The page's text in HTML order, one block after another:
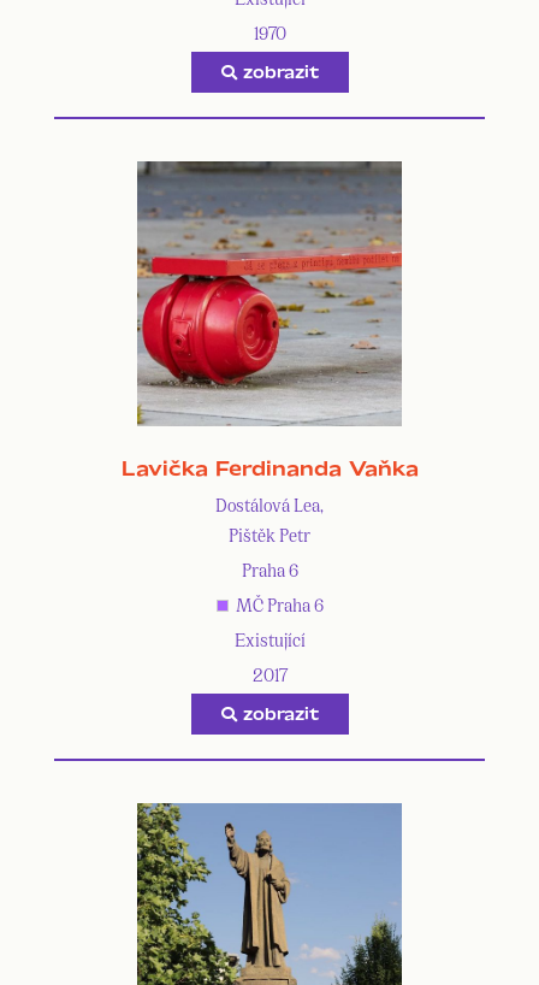
1970
zobrazit
Lavička Ferdinanda Vaňka
Dostálová Lea,
Pištěk Petr
Praha 6
MČ Praha 6
Existující
2017
zobrazit